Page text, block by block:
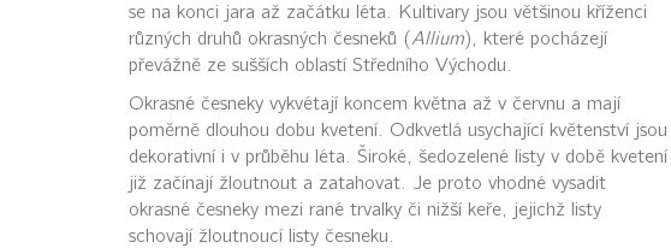
se na konci jara až začátku léta. Kultivary jsou většinou kříženci
různých druhů okrasných česneků (Allium), které pocházejí
převážně ze sušších oblastí Středního Východu.
Okrasné česneky vykvétají koncem května až v červnu a mají
poměrně dlouhou dobu kvetení. Odkvetlá usychající květenství jsou
dekorativní i v průběhu léta. Široké, šedozelené listy v době kvetení
již začínají žloutnout a zatahovat. Je proto vhodné vysadit
okrasné česneky mezi rané trvalky či nižší keře, jejichž listy
schovají žloutnoucí listy česneku.